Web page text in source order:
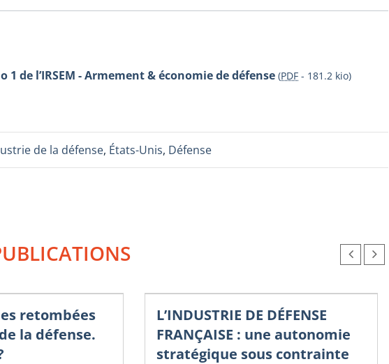
1 de l’IRSEM - Armement & économie de défense (PDF - 181.2 kio)
de la défense, États-Unis, Défense
retombées
la défense.
L’INDUSTRIE DE DÉFENSE
FRANÇAISE : une autonomie
stratégique sous contrainte